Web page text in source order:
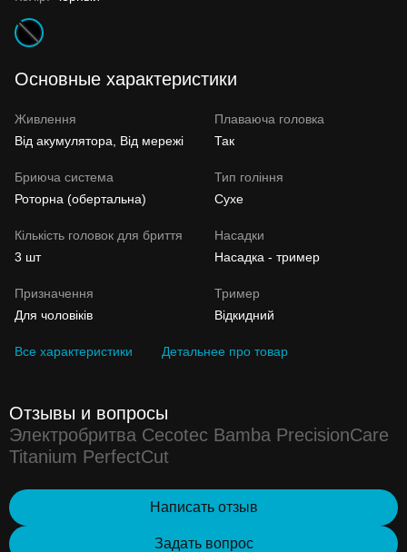
Основные характеристики
Живлення
Від акумулятора, Від мережі
Плаваюча головка
Так
Бриюча система
Роторна (обертальна)
Тип гоління
Сухе
Кількість головок для бриття
3 шт
Насадки
Насадка - тример
Призначення
Для чоловіків
Тример
Відкидний
Все характеристики Детальнее про товар
Отзывы и вопросы
Электробритва Cecotec Bamba PrecisionCare
Titanium PerfectCut
Написать отзыв
Задать вопрос